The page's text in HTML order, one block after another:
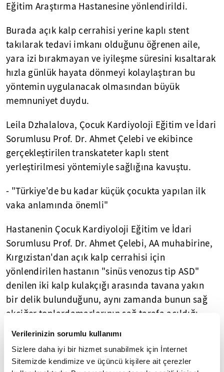
Verilerinizin sorumlu kullanımı
Sizlere daha iyi bir hizmet sunabilmek için İnternet
Sitemizde kendimize ve üçüncü kişilere ait çerezler
Eğitim Araştırma Hastanesine yönlendirildi.
Burada açık kalp cerrahisi yerine kaplı stent
takılarak tedavi imkanı olduğunu öğrenen aile,
yara izi bırakmayan ve iyileşme süresini kısaltarak
hızla günlük hayata dönmeyi kolaylaştıran bu
yöntemin uygulanacak olmasından büyük
memnuniyet duydu.
Leila Dzhalalova, Çocuk Kardiyoloji Eğitim ve İdari
Sorumlusu Prof. Dr. Ahmet Çelebi ve ekibince
gerçekleştirilen transkateter kaplı stent
yerleştirilmesi yöntemiyle sağlığına kavuştu.
- "Türkiye'de bu kadar küçük çocukta yapılan ilk
vaka anlamında önemli"
Hastanenin Çocuk Kardiyoloji Eğitim ve İdari
Sorumlusu Prof. Dr. Ahmet Çelebi, AA muhabirine,
Kırgızistan'dan açık kalp cerrahisi için
yönlendirilen hastanın "sinüs venozus tip ASD"
denilen iki kalp kulakçığı arasında tavana yakın
bir delik bulunduğunu, aynı zamanda bunun sağ
akciğer toplardamarlarının sağ tarafa açıldığı
doğuştan kalp hastalığı olduğunu söyledi.
Bu tür hastaların Türkiye'de genel olarak
hastanelerde açık kalp cerrahisiyle yapılan